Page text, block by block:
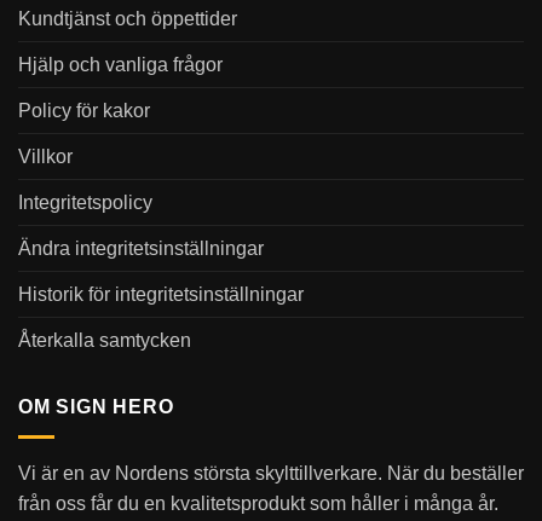
Kundtjänst och öppettider
Hjälp och vanliga frågor
Policy för kakor
Villkor
Integritetspolicy
Ändra integritetsinställningar
Historik för integritetsinställningar
Återkalla samtycken
OM SIGN HERO
Vi är en av Nordens största skylttillverkare. När du beställer
från oss får du en kvalitetsprodukt som håller i många år.